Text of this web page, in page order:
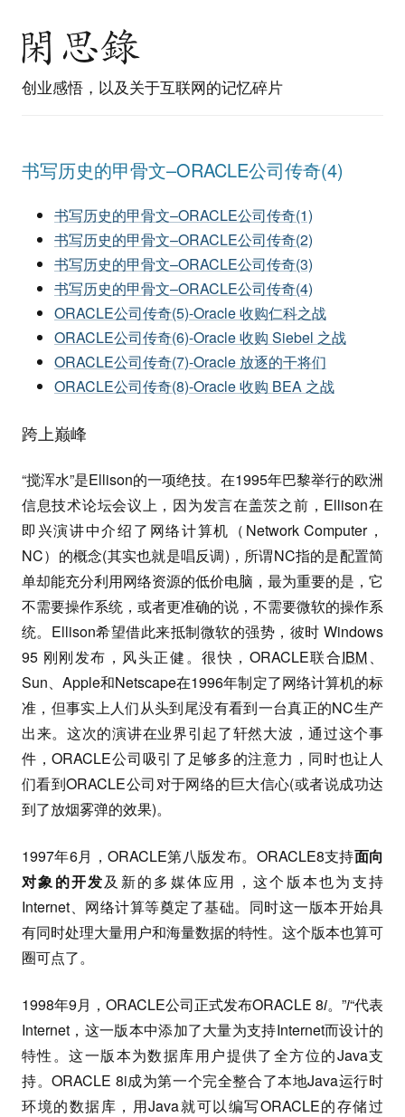
创业感悟，以及关于互联网的记忆碎片
书写历史的甲骨文–ORACLE公司传奇(4)
书写历史的甲骨文–ORACLE公司传奇(1)
书写历史的甲骨文–ORACLE公司传奇(2)
书写历史的甲骨文–ORACLE公司传奇(3)
书写历史的甲骨文–ORACLE公司传奇(4)
ORACLE公司传奇(5)-Oracle 收购仁科之战
ORACLE公司传奇(6)-Oracle 收购 Siebel 之战
ORACLE公司传奇(7)-Oracle 放逐的干将们
ORACLE公司传奇(8)-Oracle 收购 BEA 之战
跨上巅峰
“搅浑水”是Ellison的一项绝技。在1995年巴黎举行的欧洲
信息技术论坛会议上，因为发言在盖茨之前，Ellison在
即兴演讲中介绍了网络计算机（Network Computer，
NC）的概念(其实也就是唱反调)，所谓NC指的是配置简
单却能充分利用网络资源的低价电脑，最为重要的是，它
不需要操作系统，或者更准确的说，不需要微软的操作系
统。Ellison希望借此来抵制微软的强势，彼时 Windows
95 刚刚发布，风头正健。很快，ORACLE联合IBM、
Sun、Apple和Netscape在1996年制定了网络计算机的标
准，但事实上人们从头到尾没有看到一台真正的NC生产
出来。这次的演讲在业界引起了轩然大波，通过这个事
件，ORACLE公司吸引了足够多的注意力，同时也让人
们看到ORACLE公司对于网络的巨大信心(或者说成功达
到了放烟雾弹的效果)。
1997年6月，ORACLE第八版发布。ORACLE8支持面向
对象的开发及新的多媒体应用，这个版本也为支持
Internet、网络计算等奠定了基础。同时这一版本开始具
有同时处理大量用户和海量数据的特性。这个版本也算可
圈可点了。
1998年9月，ORACLE公司正式发布ORACLE 8i。”i“代表
Internet，这一版本中添加了大量为支持Internet而设计的
特性。这一版本为数据库用户提供了全方位的Java支
持。ORACLE 8i成为第一个完全整合了本地Java运行时
环境的数据库，用Java就可以编写ORACLE的存储过